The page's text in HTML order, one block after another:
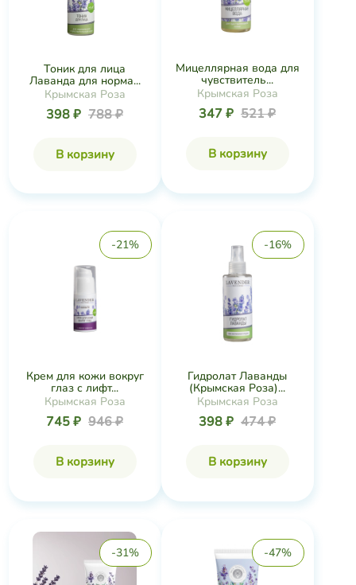
Тоник для лица
Лаванда для норма...
Крымская Роза
398 ₽ 788 ₽
В корзину
Мицеллярная вода для
чувствитель...
Крымская Роза
347 ₽ 521 ₽
В корзину
-21%
Крем для кожи вокруг
глаз с лифт...
Крымская Роза
745 ₽ 946 ₽
В корзину
-16%
Гидролат Лаванды
(Крымская Роза)...
Крымская Роза
398 ₽ 474 ₽
В корзину
-31% -47%